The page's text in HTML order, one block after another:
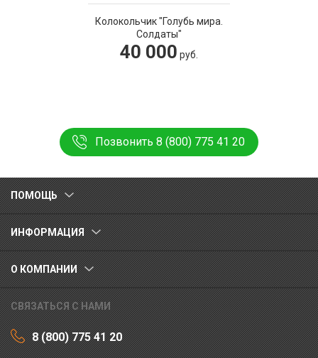
Колокольчик "Голубь мира.
Солдаты"
40 000 руб.
Позвонить 8 (800) 775 41 20
ПОМОЩЬ
ИНФОРМАЦИЯ
О КОМПАНИИ
СВЯЗАТЬСЯ С НАМИ
8 (800) 775 41 20